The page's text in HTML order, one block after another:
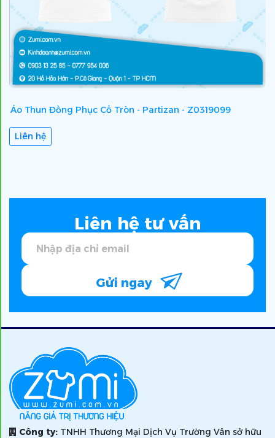
Áo Thun Đồng Phục Cổ Tròn - Partizan - Z0319099
Liên hệ
Liên hệ tư vấn
Gửi ngay
Công ty: TNHH Thương Mại Dịch Vụ Trường Vân sở hữu